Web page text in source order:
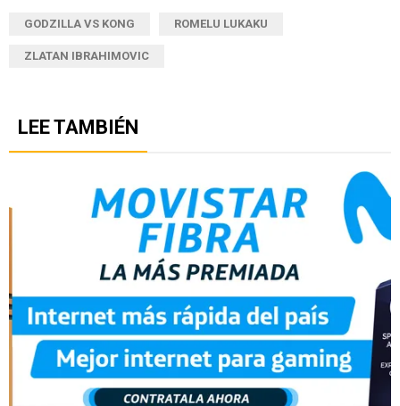
GODZILLA VS KONG ROMELU LUKAKU
ZLATAN IBRAHIMOVIC
LEE TAMBIÉN